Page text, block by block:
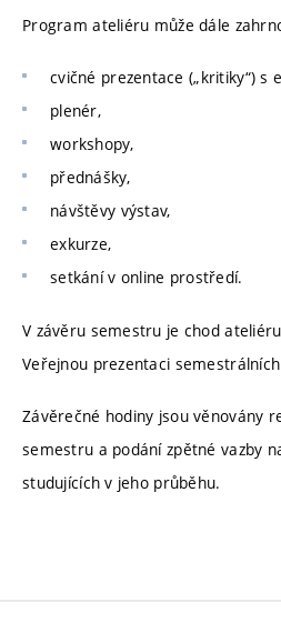
Program ateliéru může dále
cvičné prezentace („kritiky“)
plenér,
workshopy,
přednášky,
návštěvy výstav,
exkurze,
setkání v online prostředí.
V závěru semestru je chod
Veřejnou prezentaci
Závěrečné hodiny jsou věnovány
semestru a podání zpětné vazby
studujících v jeho průběhu.